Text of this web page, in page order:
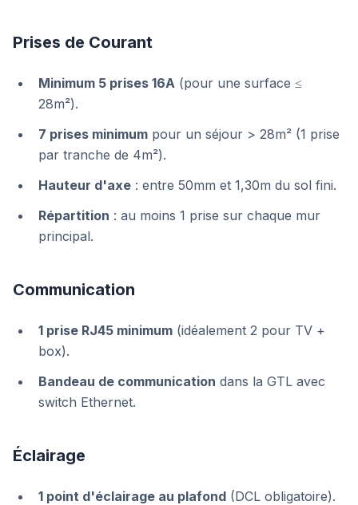
Prises de Courant
Minimum 5 prises 16A (pour une surface ≤
28m²).
7 prises minimum pour un séjour > 28m² (1 prise
par tranche de 4m²).
Hauteur d'axe : entre 50mm et 1,30m du sol fini.
Répartition : au moins 1 prise sur chaque mur
principal.
Communication
1 prise RJ45 minimum (idéalement 2 pour TV +
box).
Bandeau de communication dans la GTL avec
switch Ethernet.
Éclairage
1 point d'éclairage au plafond (DCL obligatoire).